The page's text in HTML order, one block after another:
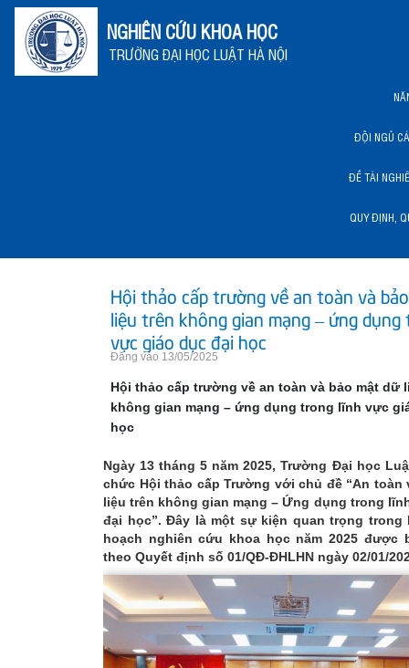
NGHIÊN CỨU KHOA HỌC
TRƯỜNG ĐẠI HỌC LUẬT HÀ NỘI
ĐỘI NGŨ
ĐỀ TÀI
QUY ĐỊNH,
Hội thảo cấp trường về an toàn và
liệu trên không gian mạng – ứng
vực giáo dục đại học
Đăng vào 13/05/2025
Hội thảo cấp trường về an toàn và bảo mật dữ
không gian mạng – ứng dụng trong lĩnh vực
học
Ngày 13 tháng 5 năm 2025, Trường Đại học
chức Hội thảo cấp Trường với chủ đề “An toàn
liệu trên không gian mạng – Ứng dụng trong
đại học”. Đây là một sự kiện quan trọng trong
hoạch nghiên cứu khoa học năm 2025 được
theo Quyết định số 01/QĐ-ĐHLHN ngày 02/01/